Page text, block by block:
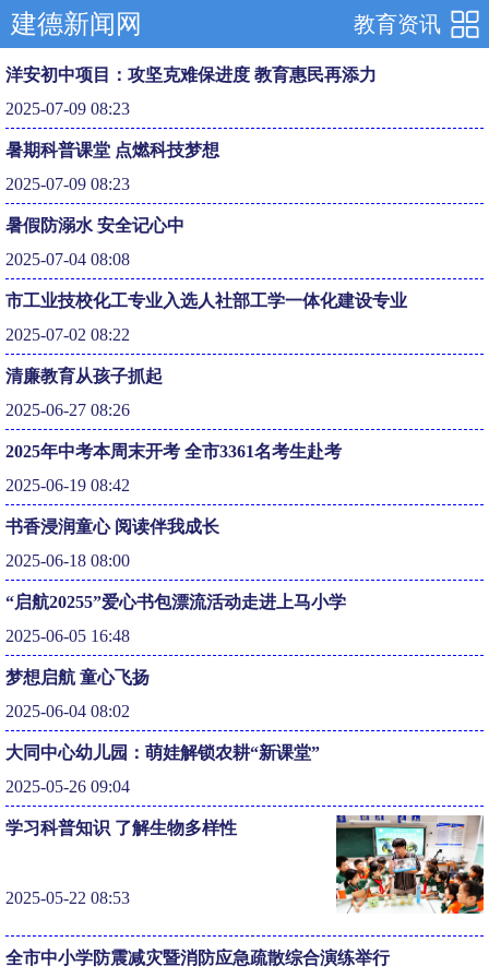
教育资讯
建德新闻网
洋安初中项目：攻坚克难保进度 教育惠民再添力
2025-07-09 08:23
暑期科普课堂 点燃科技梦想
2025-07-09 08:23
暑假防溺水 安全记心中
2025-07-04 08:08
市工业技校化工专业入选人社部工学一体化建设专业
2025-07-02 08:22
清廉教育从孩子抓起
2025-06-27 08:26
2025年中考本周末开考 全市3361名考生赴考
2025-06-19 08:42
书香浸润童心 阅读伴我成长
2025-06-18 08:00
“启航20255”爱心书包漂流活动走进上马小学
2025-06-05 16:48
梦想启航 童心飞扬
2025-06-04 08:02
大同中心幼儿园：萌娃解锁农耕“新课堂”
2025-05-26 09:04
学习科普知识 了解生物多样性
2025-05-22 08:53
全市中小学防震减灾暨消防应急疏散综合演练举行